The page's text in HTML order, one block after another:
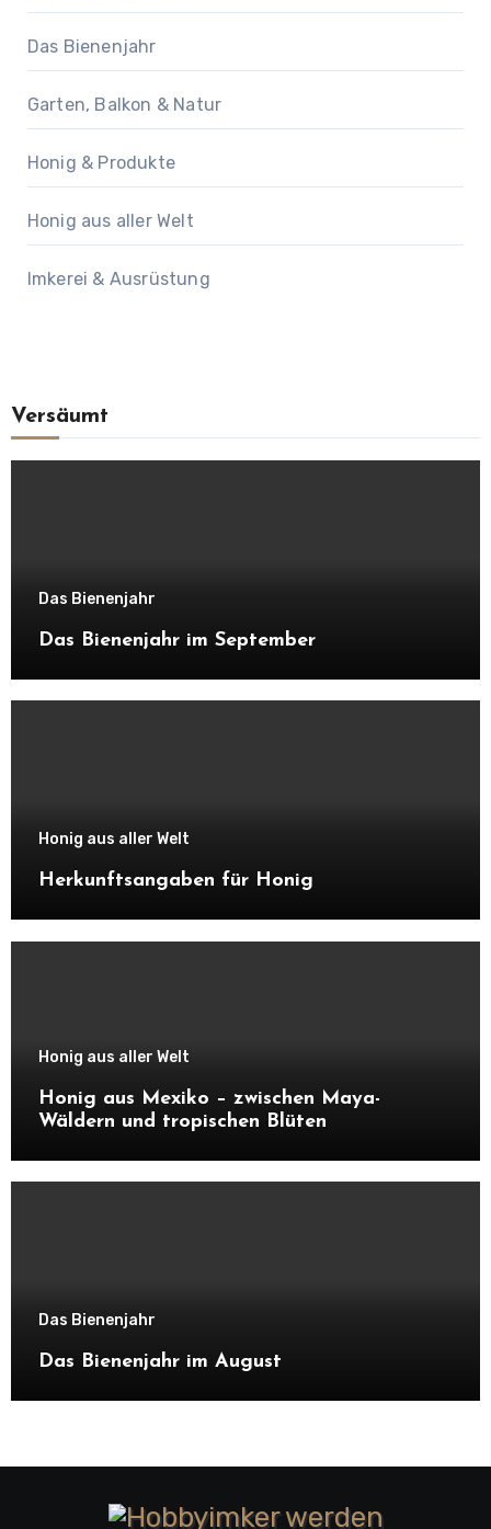
Das Bienenjahr
Garten, Balkon & Natur
Honig & Produkte
Honig aus aller Welt
Imkerei & Ausrüstung
Versäumt
Das Bienenjahr
Das Bienenjahr im September
Honig aus aller Welt
Herkunftsangaben für Honig
Honig aus aller Welt
Honig aus Mexiko – zwischen Maya-
Wäldern und tropischen Blüten
Das Bienenjahr
Das Bienenjahr im August